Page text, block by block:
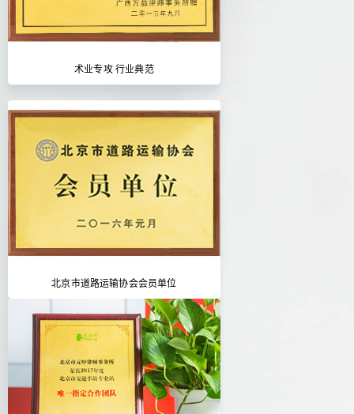
术业专攻 行业典范
北京市道路运输协会会员单位